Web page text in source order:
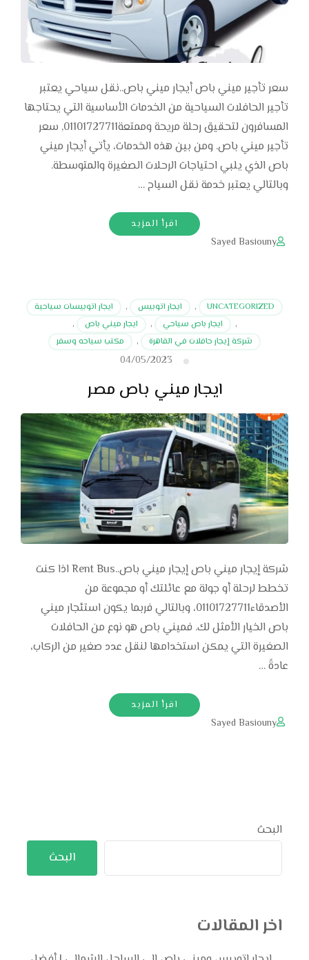
سعر تأجير ميني باص أيجار ميني باص..نقل سياحي يعتبر
تأجير الحافلات السياحية من الخدمات الأساسية التي يحتاجها
المسافرون لتحقيق رحلة مريحة وممتعة01101727711, سعر
تأجير ميني باص. ومن بين هذه الخدمات، يأتي أيجار ميني
باص الذي يلبي احتياجات الرحلات الصغيرة والمتوسطة.
وبالتالي يعتبر خدمة نقل السياح …
اقرأ المزيد
Sayed Basiouny
UNCATEGORIZED
, ايجار اتوبيس ,
ايجار اتوبيسات سياحية
,
ايجار باص سياحي , ايجار ميني باص
,
شركة إيجار حافلات في القاهرة
, مكتب سياحه وسفر
04/05/2023
ايجار ميني باص مصر
شركة إيجار ميني باص إيجار ميني باص..Rent Bus اذا كنت
تخطط لرحلة أو جولة مع عائلتك أو مجموعة من
الأصدقاء01101727711، وبالتالي فربما يكون استئجار ميني
باص الخيار الأمثل لك. فميني باص هو نوع من الحافلات
الصغيرة التي يمكن استخدامها لنقل عدد صغير من الركاب،
عادةً …
اقرأ المزيد
Sayed Basiouny
البحث
البحث
اخر المقالات